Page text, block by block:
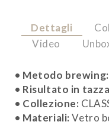
Dettagli
Video
• Metodo brewing:
• Risultato in
• Collezione:
• Materiali: Vetro